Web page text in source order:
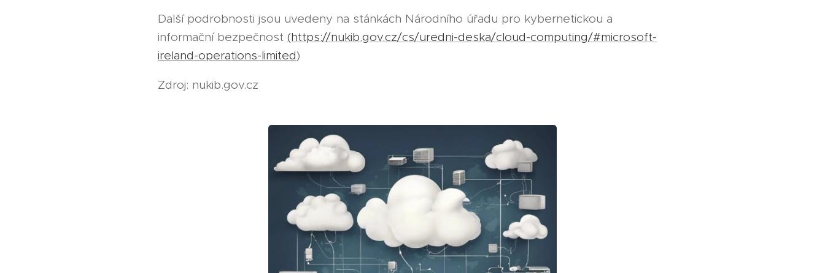
Další podrobnosti jsou uvedeny na stánkách Národního úřadu pro kybernetickou a
informační bezpečnost (https://nukib.gov.cz/cs/uredni-deska/cloud-computing/#microsoft-
ireland-operations-limited)
Zdroj: nukib.gov.cz